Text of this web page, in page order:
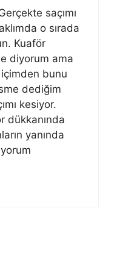
saçımı
o sırada
Kuaför
diyorum ama
içimden bunu
dediğim
kesiyor.
dükkanında
yanında